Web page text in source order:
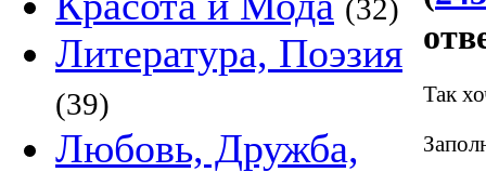
(32)
Литература, Поэзия
(39)
Любовь, Дружба,
Так